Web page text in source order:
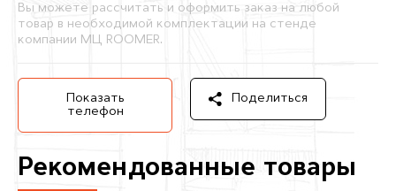
Вы можете рассчитать и оформить заказ на любой
товар в необходимой комплектации на стенде
компании МЦ ROOMER.
Показать
телефон
Поделиться
Рекомендованные товары